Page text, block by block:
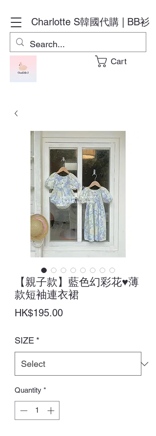
Charlotte S韓國代購 | BB衫
Cart
【親子款】藍色幻彩花♥薄
款短袖連衣裙
HK$195.00Price
SIZE *
Quantity *